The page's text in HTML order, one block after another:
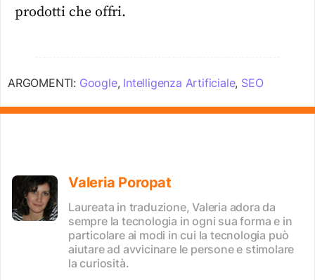
prodotti che offri.
ARGOMENTI: Google, Intelligenza Artificiale, SEO
Valeria Poropat
Laureata in traduzione, Valeria adora da
sempre la tecnologia in ogni sua forma e in
particolare ai modi in cui la tecnologia può
aiutare ad avvicinare le persone e stimolare
la curiosità.